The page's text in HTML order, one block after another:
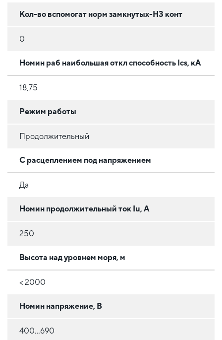
Кол-во вспомогат норм замкнутых-НЗ конт
0
Номин раб наибольшая откл способность Ics, кА
18,75
Режим работы
Продолжительный
С расцеплением под напряжением
Да
Номин продолжительный ток Iu, А
250
Высота над уровнем моря, м
< 2000
Номин напряжение, В
400...690